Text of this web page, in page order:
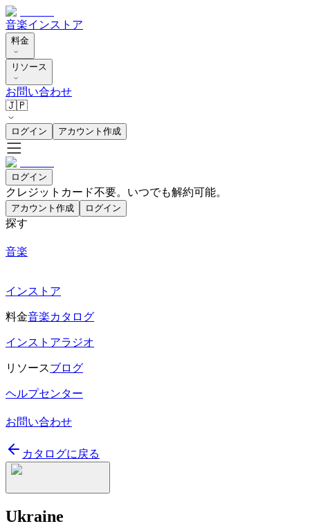
音楽インストア
料金
リソース
お問い合わせ
🇯🇵
ログイン アカウント作成
ログイン
クレジットカード不要。いつでも解約可能。
アカウント作成 ログイン
探す
音楽
インストア
料金音楽カタログ
インストアラジオ
リソースブログ
ヘルプセンター
お問い合わせ
カタログに戻る
Ukraine